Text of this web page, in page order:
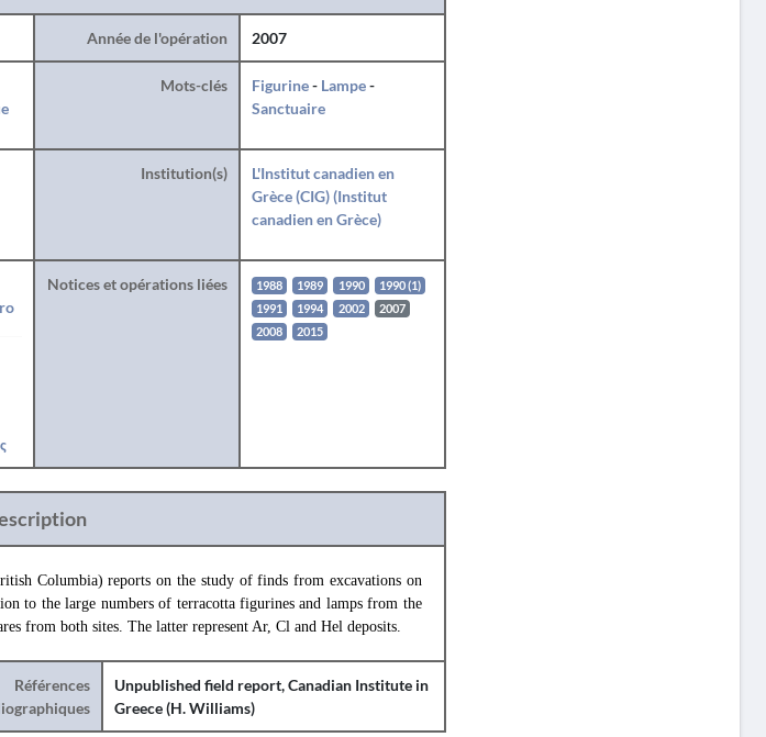
Année de l'opération 2007
Mots-clés Figurine- Lampe-
Sanctuaire
Institution(s)
L'Institut canadien en
Grèce (CIG) (Institut
canadien en Grèce)
Notices et opérations liées 1988 1989 1990
1990 (1)
1991
1994 2002
2007
2008
2015
Columbia) reports on the study of finds from excavations on
to the large numbers of terracotta figurines and lamps from the
from both sites. The latter represent Ar, Cl and Hel deposits.
Références
Unpublished field report, Canadian Institute in
Greece (H. Williams)